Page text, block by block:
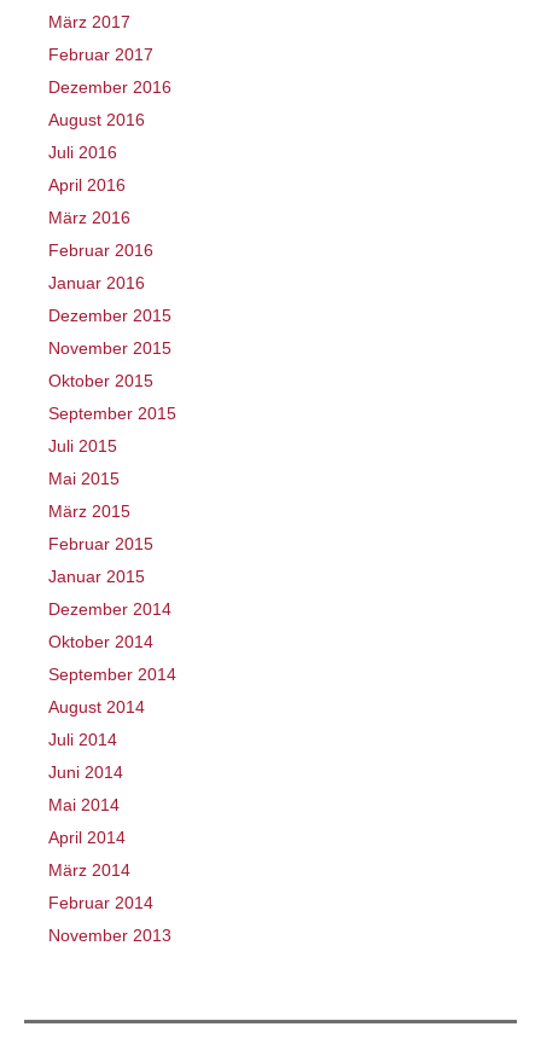
März 2017
Februar 2017
Dezember 2016
August 2016
Juli 2016
April 2016
März 2016
Februar 2016
Januar 2016
Dezember 2015
November 2015
Oktober 2015
September 2015
Juli 2015
Mai 2015
März 2015
Februar 2015
Januar 2015
Dezember 2014
Oktober 2014
September 2014
August 2014
Juli 2014
Juni 2014
Mai 2014
April 2014
März 2014
Februar 2014
November 2013